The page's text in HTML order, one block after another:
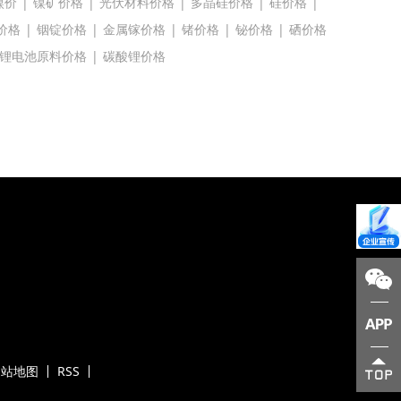
格 | 铟锭价格 | 金属镓价格 | 锗价格 | 铋价格 | 硒价格
锂电池原料价格 | 碳酸锂价格
地图 RSS